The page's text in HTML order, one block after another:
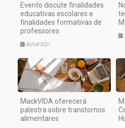
Evento discute finalidades
educativas escolares e
finalidades formativas de
professores
30/04/2021
MackVIDA oferecerá
palestra sobre transtornos
alimentares